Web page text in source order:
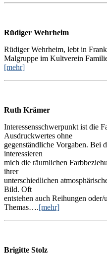
Rüdiger Wehrheim
Rüdiger Wehrheim, lebt in
Malgruppe im Kultverein
[mehr]
Ruth Krämer
Interessensschwerpunkt ist die
Ausdruckwertes ohne
gegenständliche Vorgaben. Bei
interessieren
mich die räumlichen
ihrer
unterschiedlichen
Bild. Oft
entstehen auch Reihungen
Themas….[mehr]
Brigitte Stolz